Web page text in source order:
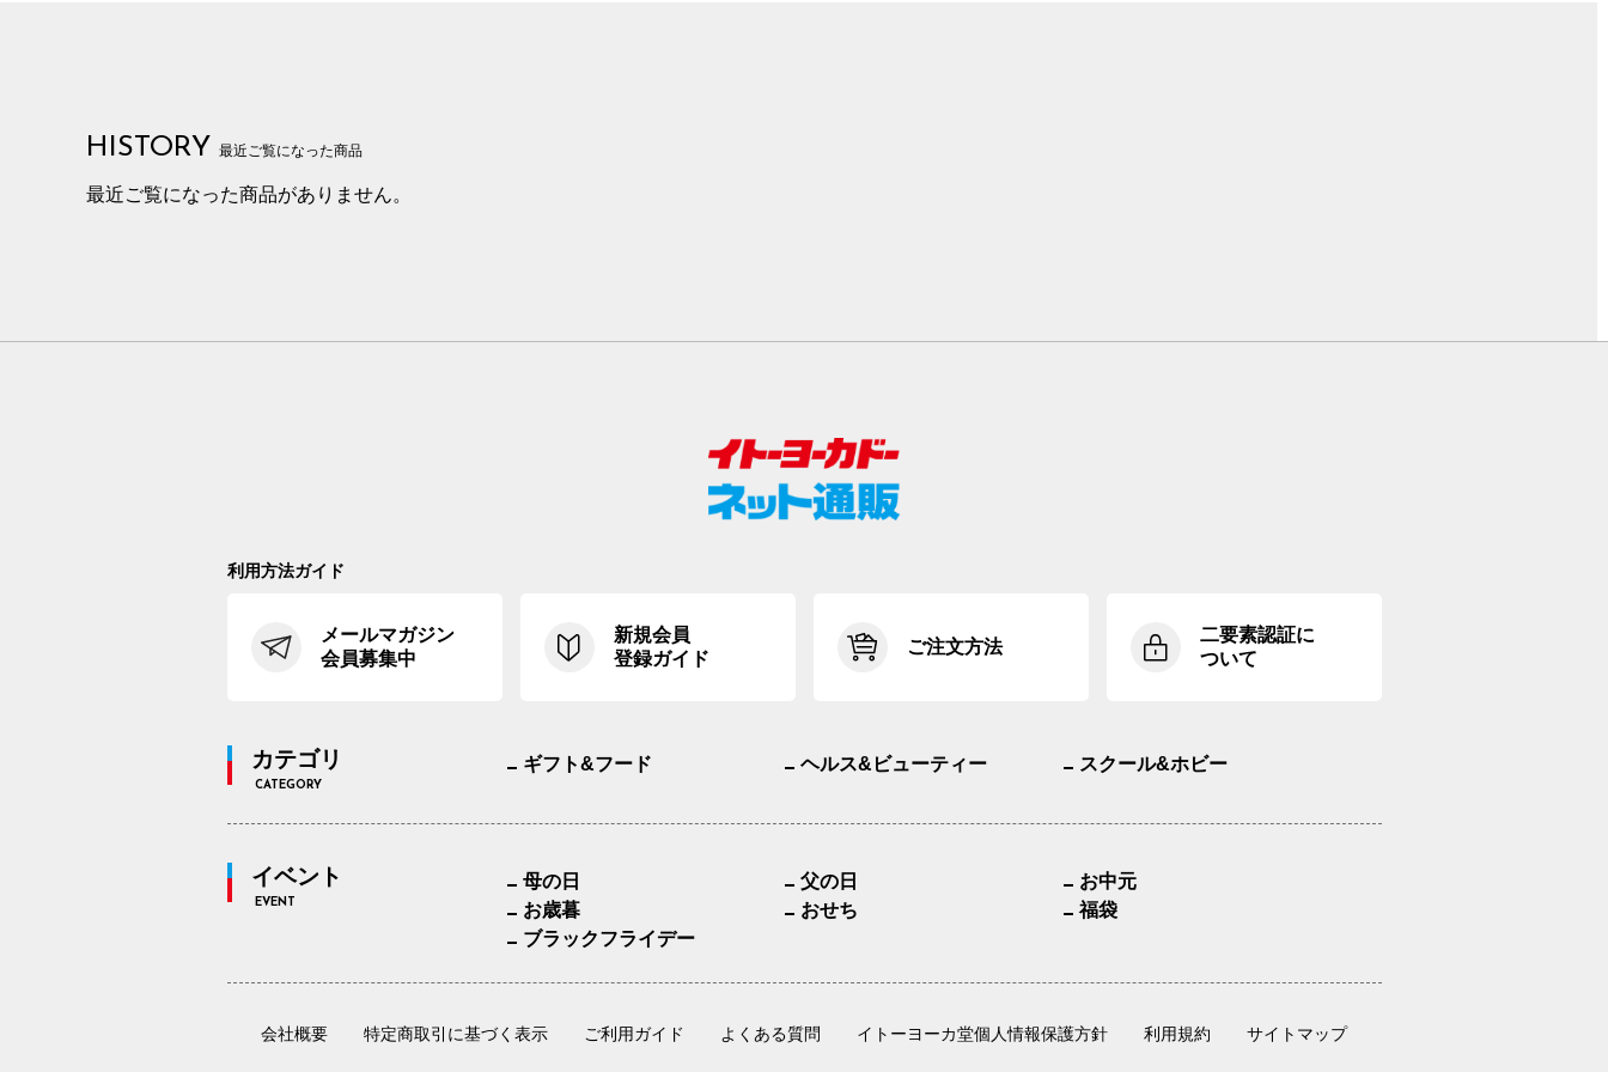
HISTORY 最近ご覧になった商品
最近ご覧になった商品がありません。
利用方法ガイド
メールマガジン
会員募集中
新規会員
登録ガイド
ご注文方法
二要素認証に
ついて
カテゴリ
CATEGORY
ギフト&フード ヘルス&ビューティー スクール&ホビー
イベント
EVENT
母の日 父の日
お中元
お歳暮
おせち
福袋
ブラックフライデー
会社概要 特定商取引に基づく表示 ご利用ガイド よくある質問 イトーヨーカ堂個人情報保護方針 利用規約 サイトマップ